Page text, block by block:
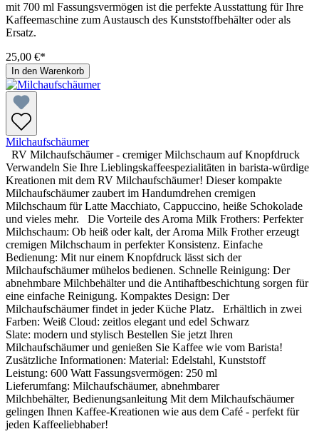
mit 700 ml Fassungsvermögen ist die perfekte Ausstattung für Ihre
Kaffeemaschine zum Austausch des Kunststoffbehälter oder als
Ersatz.
25,00 €*
In den Warenkorb
Milchaufschäumer
RV Milchaufschäumer - cremiger Milchschaum auf Knopfdruck
Verwandeln Sie Ihre Lieblingskaffeespezialitäten in barista-würdige
Kreationen mit dem RV Milchaufschäumer! Dieser kompakte
Milchaufschäumer zaubert im Handumdrehen cremigen
Milchschaum für Latte Macchiato, Cappuccino, heiße Schokolade
und vieles mehr. Die Vorteile des Aroma Milk Frothers: Perfekter
Milchschaum: Ob heiß oder kalt, der Aroma Milk Frother erzeugt
cremigen Milchschaum in perfekter Konsistenz. Einfache
Bedienung: Mit nur einem Knopfdruck lässt sich der
Milchaufschäumer mühelos bedienen. Schnelle Reinigung: Der
abnehmbare Milchbehälter und die Antihaftbeschichtung sorgen für
eine einfache Reinigung. Kompaktes Design: Der
Milchaufschäumer findet in jeder Küche Platz. Erhältlich in zwei
Farben: Weiß Cloud: zeitlos elegant und edel Schwarz
Slate: modern und stylisch Bestellen Sie jetzt Ihren
Milchaufschäumer und genießen Sie Kaffee wie vom Barista!
Zusätzliche Informationen: Material: Edelstahl, Kunststoff
Leistung: 600 Watt Fassungsvermögen: 250 ml
Lieferumfang: Milchaufschäumer, abnehmbarer
Milchbehälter, Bedienungsanleitung Mit dem Milchaufschäumer
gelingen Ihnen Kaffee-Kreationen wie aus dem Café - perfekt für
jeden Kaffeeliebhaber!